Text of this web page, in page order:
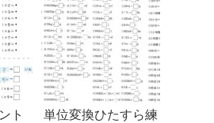
ト
単位変換ひたすら練